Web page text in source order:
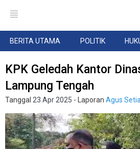
BERITA UTAMA POLITIK
KPK Geledah Kantor
Lampung Tengah
Tanggal 23 Apr 2025 - Laporan Agus